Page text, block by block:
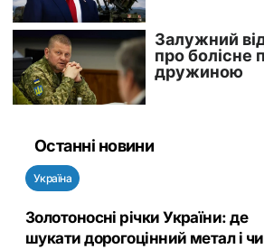
Останні новини
Україна
Золотоносні річки України: де
шукати дорогоцінний метал і чи